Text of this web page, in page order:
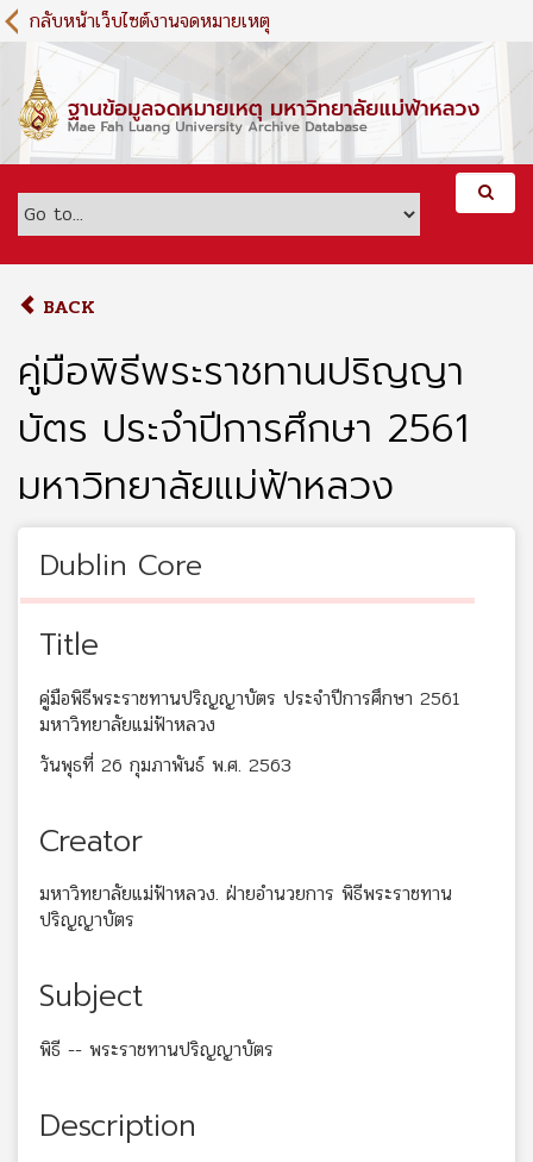
S
k
m
c
กลับหน้าเว็บไซต์งานจดหมายเหตุ
BACK
คู่มือพิธีพระราชทานปริญญา
บัตร ประจำปีการศึกษา 2561
มหาวิทยาลัยแม่ฟ้าหลวง
Dublin Core
Title
คู่มือพิธีพระราชทานปริญญาบัตร ประจำปีการศึกษา 2561
มหาวิทยาลัยแม่ฟ้าหลวง
วันพุธที่ 26 กุมภาพันธ์ พ.ศ. 2563
Creator
มหาวิทยาลัยแม่ฟ้าหลวง. ฝ่ายอำนวยการ พิธีพระราชทาน
ปริญญาบัตร
Subject
พิธี -- พระราชทานปริญญาบัตร
Description